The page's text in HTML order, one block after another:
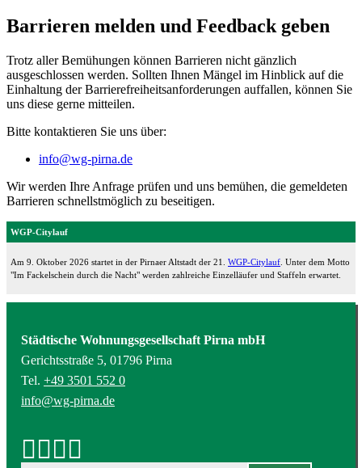
Barrieren melden und Feedback geben
Trotz aller Bemühungen können Barrieren nicht gänzlich
ausgeschlossen werden. Sollten Ihnen Mängel im Hinblick auf die
Einhaltung der Barrierefreiheitsanforderungen auffallen, können Sie
uns diese gerne mitteilen.
Bitte kontaktieren Sie uns über:
info@wg-pirna.de
Wir werden Ihre Anfrage prüfen und uns bemühen, die gemeldeten
Barrieren schnellstmöglich zu beseitigen.
WGP-Citylauf
Am 9. Oktober 2026 startet in der Pirnaer Altstadt der 21. WGP-Citylauf . Unter dem Motto
"Im Fackelschein durch die Nacht" werden zahlreiche Einzelläufer und Staffeln erwartet.
Städtische Wohnungsgesellschaft Pirna mbH
Gerichtsstraße 5, 01796 Pirna
Tel. +49 3501 552 0
info@wg-pirna.de